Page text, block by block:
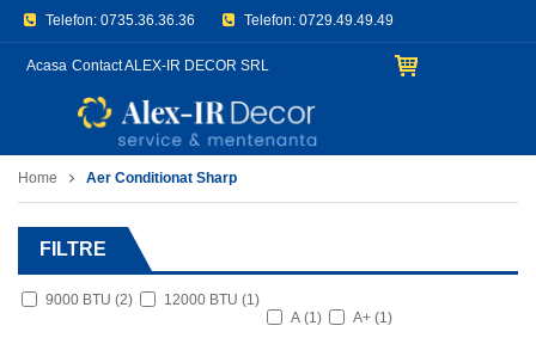
Telefon: 0735.36.36.36 Telefon: 0729.49.49.49
E-mail:office@aerconditionat.org
Acasa Contact ALEX-IR DECOR SRL
Home Aer Conditionat Sharp
FILTRE
9000 BTU (2) 12000 BTU (1)
A (1) A+ (1)